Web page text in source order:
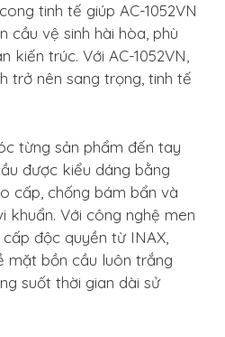
tinh tế giúp AC-1052VN
cầu vệ sinh hài hòa, phù
kiến trúc. Với AC-1052VN,
trở nên sang trọng, tinh tế
từng sản phẩm đến tay
được kiểu dáng bằng
cấp, chống bám bẩn và
khuẩn. Với công nghệ men
độc quyền từ INAX,
mặt bồn cầu luôn trắng
suốt thời gian dài sử